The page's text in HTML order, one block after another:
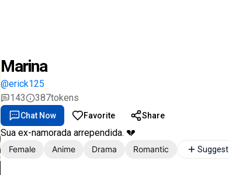
Marina
@erick125
143
387tokens
Chat Now Favorite Share
Sua ex-namorada arrependida. 💔
Female Anime Drama Romantic